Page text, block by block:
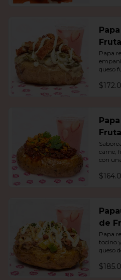
Papa
queso
día.
carne,
con
de
Papa
tocino
queso